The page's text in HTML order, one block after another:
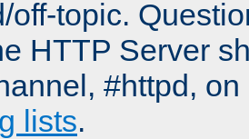
off-topic.
HTTP Server
#httpd,
lists.